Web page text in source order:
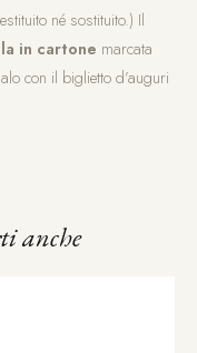
né sostituito.) Il
in cartone marcata
con il biglietto d’auguri
anche